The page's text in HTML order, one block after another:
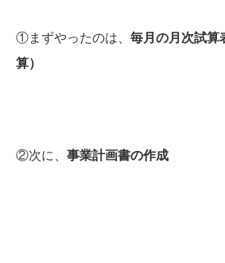
①まずやったのは、 毎月の月次試算
算）
②次に、 事業計画書の作成